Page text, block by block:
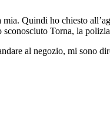
Quindi ho chiesto
Torna, la
al negozio, mi sono